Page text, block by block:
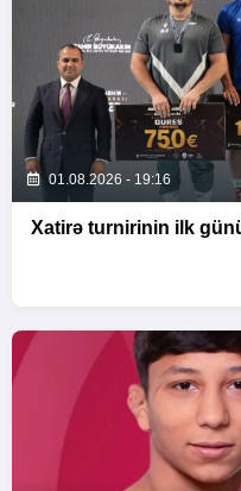
01.08.2026 - 19:16
Xatirə turnirinin ilk